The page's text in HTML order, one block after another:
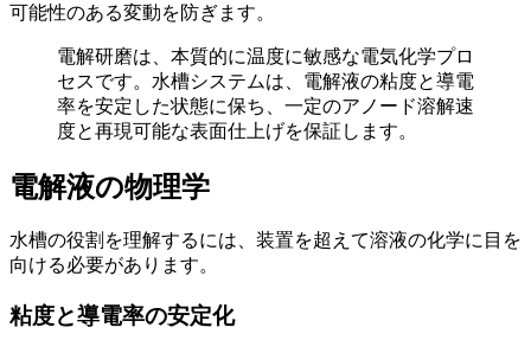
可能性のある変動を防ぎます。
電解研磨は、本質的に温度に敏感な電気化学プロ
セスです。水槽システムは、電解液の粘度と導電
率を安定した状態に保ち、一定のアノード溶解速
度と再現可能な表面仕上げを保証します。
電解液の物理学
水槽の役割を理解するには、装置を超えて溶液の化学に目を
向ける必要があります。
粘度と導電率の安定化